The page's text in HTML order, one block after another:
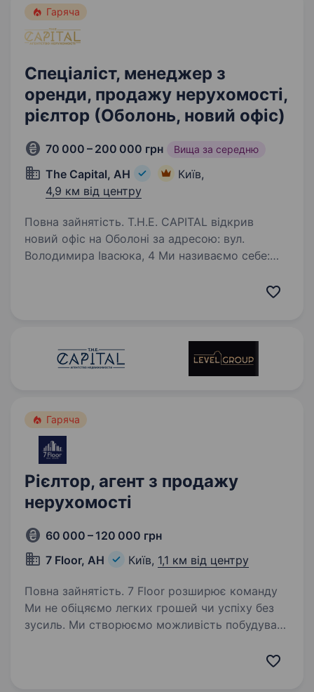
Гаряча
Спеціаліст, менеджер з
оренди, продажу нерухомості,
рієлтор (Оболонь, новий офіс)
70 000 – 200 000 грн Вища за середню
The Capital, АН
Київ,
4,9 км від центру
Повна зайнятість. T.H.E. CAPITAL відкрив
новий офіс на Оболоні за адресою: вул.
Володимира Івасюка, 4 Ми називаємо себе:
Гаряча
Рієлтор, агент з продажу
нерухомості
60 000 – 120 000 грн
7 Floor, АН
Київ, 1,1 км від центру
Повна зайнятість. 7 Floor розширює команду
Ми не обіцяємо легких грошей чи успіху без
зусиль. Ми створюємо можливість побудувати
має досвід, систему та чітке розуміння ринку.